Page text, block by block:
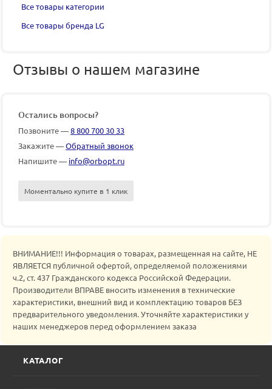
Все товары категории
Все товары бренда LG
Отзывы о нашем магазине
Остались вопросы?
Позвоните —8 800 700 30 33
Закажите —Обратный звонок
Напишите — info@orbopt.ru
Моментально купите в 1 клик
ВНИМАНИЕ!!! Информация о товарах, размещенная на сайте, НЕ
ЯВЛЯЕТСЯ публичной офертой, определяемой положениями
ч.2, ст. 437 Гражданского кодекса Российской Федерации.
Производители ВПРАВЕ вносить изменения в технические
характеристики, внешний вид и комплектацию товаров БЕЗ
предварительного уведомления. Уточняйте характеристики у
наших менеджеров перед оформлением заказа
КАТАЛОГ